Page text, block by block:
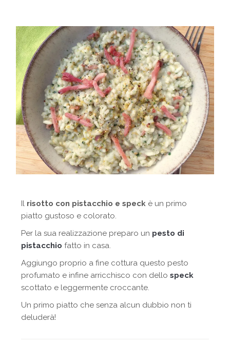
Il risotto con pistacchio e speck è un primo
piatto gustoso e colorato.
Per la sua realizzazione preparo un pesto di
pistacchio fatto in casa.
Aggiungo proprio a fine cottura questo pesto
profumato e infine arricchisco con dellospeck
scottato e leggermente croccante.
Un primo piatto che senza alcun dubbio non ti
deluderà!